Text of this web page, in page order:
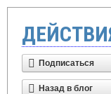
Подписаться
Назад в блог